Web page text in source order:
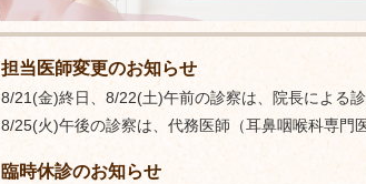
担当医師変更のお知らせ
8/21(金)終日、8/22(土)午前の診察は、院長による診
8/25(火)午後の診察は、代務医師（耳鼻咽喉科専門
臨時休診のお知らせ